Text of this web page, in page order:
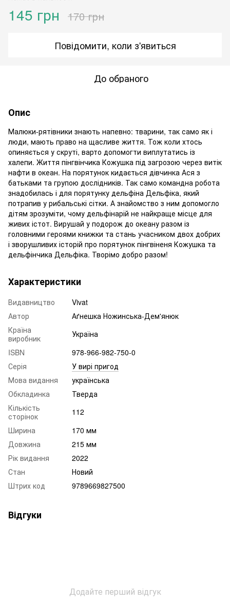
145 грн 170 грн
Повідомити, коли з'явиться
До обраного
Опис
Малюки-рятівники знають напевно: тварини, так само як і
люди, мають право на щасливе життя. Тож коли хтось
опиняється у скруті, варто допомогти виплутатись із
халепи. Життя пінгвінчика Кожушка під загрозою через витік
нафти в океан. На порятунок кидається дівчинка Ася з
батьками та групою дослідників. Так само командна робота
знадобилась і для порятунку дельфіна Дельфіка, який
потрапив у рибальські сітки. А знайомство з ним допомогло
дітям зрозуміти, чому дельфінарій не найкраще місце для
живих істот. Вирушай у подорож до океану разом із
головними героями книжки та стань учасником двох добрих
і зворушливих історій про порятунок пінгвіненя Кожушка та
дельфінчика Дельфіка. Творімо добро разом!
Характеристики
Видавництво
Vivat
Автор
Аґнешка Ножинська-Дем'янюк
Країна
виробник
Україна
ISBN
978-966-982-750-0
Серія
У вирі пригод
Мова видання
українська
Обкладинка
Тверда
Кількість
сторінок
112
Ширина
170 мм
Довжина
215 мм
Рік видання
2022
Стан
Новий
Штрих код
9789669827500
Відгуки
Додайте перший відгук